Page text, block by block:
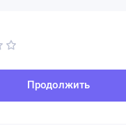
Продолжить